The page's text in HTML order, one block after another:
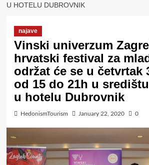
U HOTELU DUBROVNIK
najave
Vinski univerzum
hrvatski festival za
održat će se u četvrtak
od 15 do 21h u
u hotelu Dubrovnik
HedonismTourism January 22, 2020 0